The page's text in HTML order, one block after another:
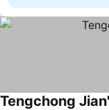
Tengchong